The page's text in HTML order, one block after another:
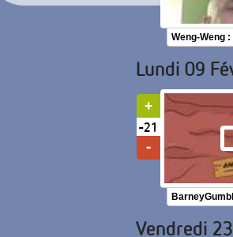
Weng-Weng :
Lundi 09
-21
Vendredi